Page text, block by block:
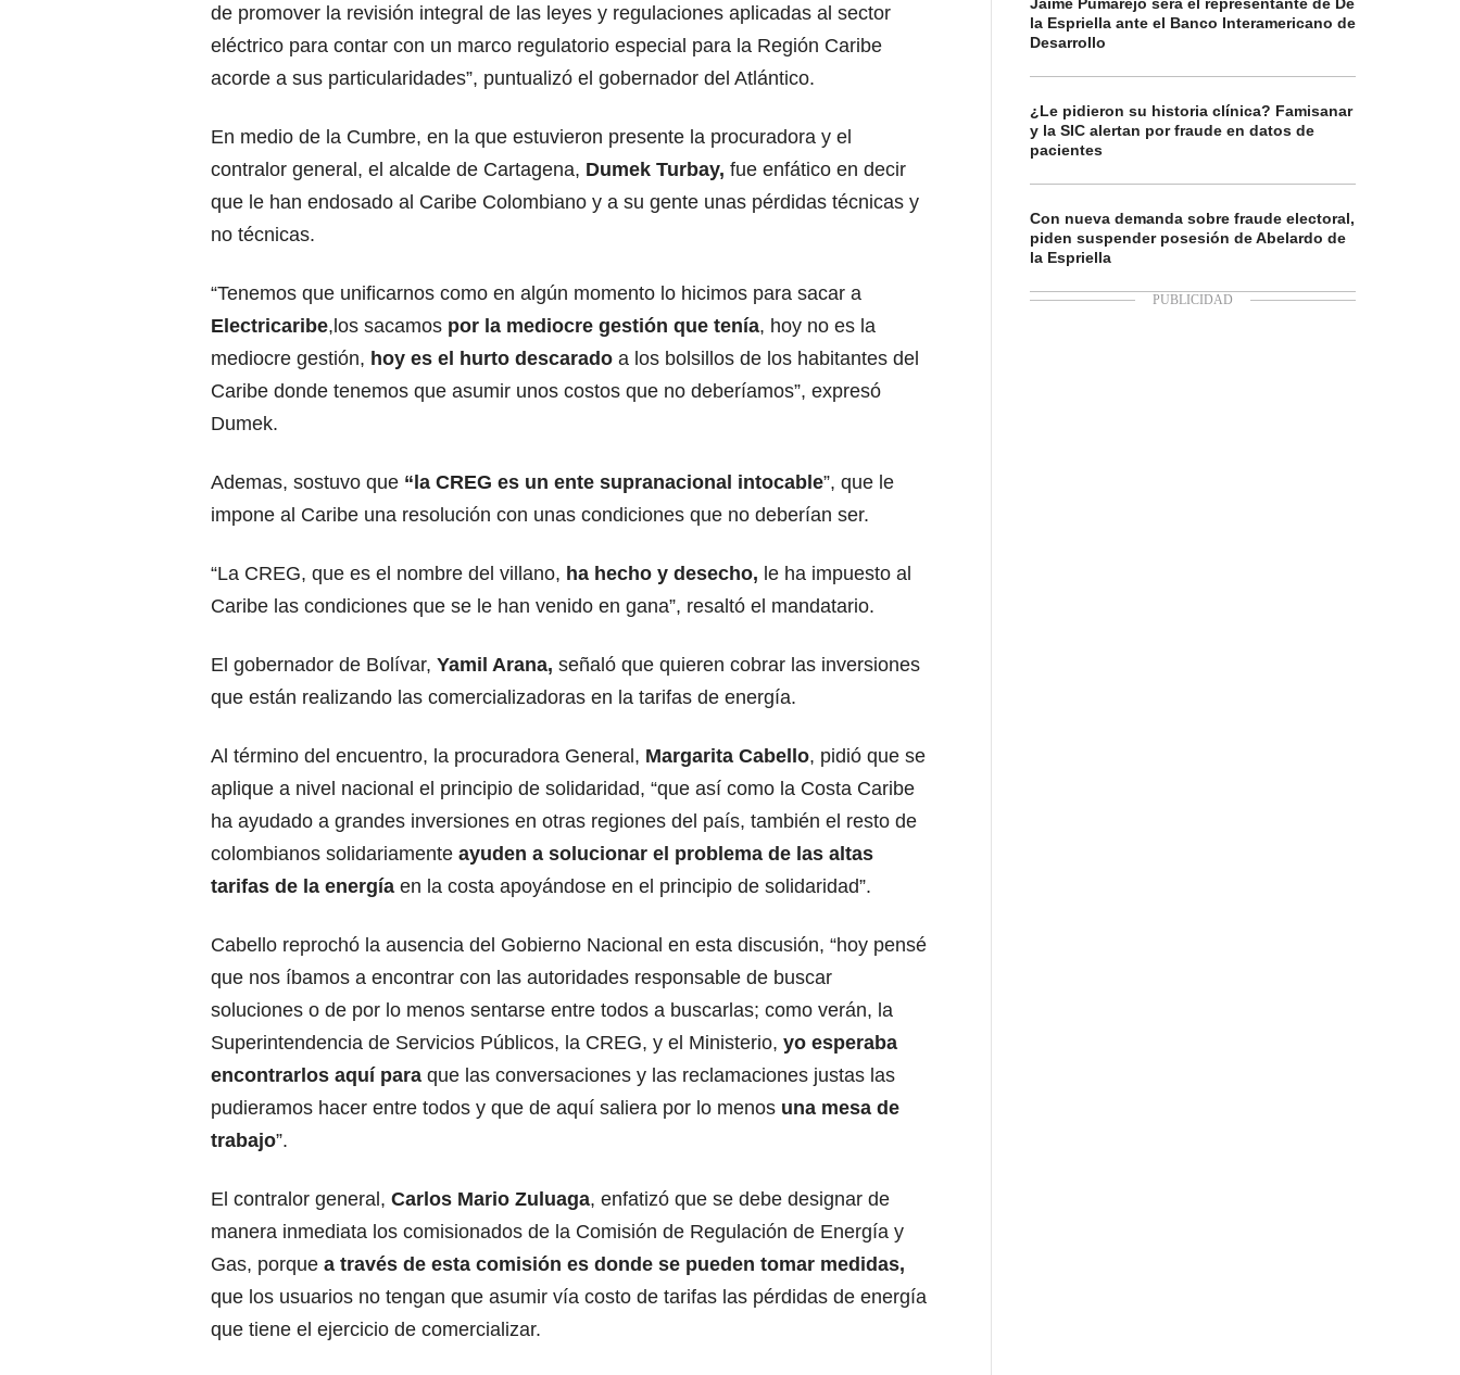
de promover la revisión integral de las leyes y regulaciones aplicadas al sector
eléctrico para contar con un marco regulatorio especial para la Región Caribe
acorde a sus particularidades”, puntualizó el gobernador del Atlántico.
En medio de la Cumbre, en la que estuvieron presente la procuradora y el
contralor general, el alcalde de Cartagena, Dumek Turbay, fue enfático en decir
que le han endosado al Caribe Colombiano y a su gente unas pérdidas técnicas y
no técnicas.
“Tenemos que unificarnos como en algún momento lo hicimos para sacar a
Electricaribe,los sacamos por la mediocre gestión que tenía, hoy no es la
mediocre gestión, hoy es el hurto descarado a los bolsillos de los habitantes del
Caribe donde tenemos que asumir unos costos que no deberíamos”, expresó
Dumek.
Ademas, sostuvo que “la CREG es un ente supranacional intocable”, que le
impone al Caribe una resolución con unas condiciones que no deberían ser.
“La CREG, que es el nombre del villano, ha hecho y desecho, le ha impuesto al
Caribe las condiciones que se le han venido en gana”, resaltó el mandatario.
El gobernador de Bolívar, Yamil Arana, señaló que quieren cobrar las inversiones
que están realizando las comercializadoras en la tarifas de energía.
Al término del encuentro, la procuradora General, Margarita Cabello, pidió que se
aplique a nivel nacional el principio de solidaridad, “que así como la Costa Caribe
ha ayudado a grandes inversiones en otras regiones del país, también el resto de
colombianos solidariamente ayuden a solucionar el problema de las altas
tarifas de la energía en la costa apoyándose en el principio de solidaridad”.
Cabello reprochó la ausencia del Gobierno Nacional en esta discusión, “hoy pensé
que nos íbamos a encontrar con las autoridades responsable de buscar
soluciones o de por lo menos sentarse entre todos a buscarlas; como verán, la
Superintendencia de Servicios Públicos, la CREG, y el Ministerio, yo esperaba
encontrarlos aquí para que las conversaciones y las reclamaciones justas las
pudieramos hacer entre todos y que de aquí saliera por lo menos una mesa de
trabajo”.
El contralor general, Carlos Mario Zuluaga, enfatizó que se debe designar de
manera inmediata los comisionados de la Comisión de Regulación de Energía y
Gas, porque a través de esta comisión es donde se pueden tomar medidas,
que los usuarios no tengan que asumir vía costo de tarifas las pérdidas de energía
que tiene el ejercicio de comercializar.
la Espriella ante el Banco Interamericano de
Desarrollo
¿Le pidieron su historia clínica? Famisanar
y la SIC alertan por fraude en datos de
pacientes
Con nueva demanda sobre fraude electoral,
piden suspender posesión de Abelardo de
la Espriella